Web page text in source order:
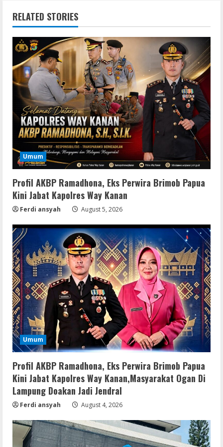
RELATED STORIES
Umum
Profil AKBP Ramadhona, Eks Perwira Brimob Papua
Kini Jabat Kapolres Way Kanan
Ferdi ansyah August 5, 2026
Umum
Profil AKBP Ramadhona, Eks Perwira Brimob Papua
Kini Jabat Kapolres Way Kanan,Masyarakat Ogan Di
Lampung Doakan Jadi Jendral
Ferdi ansyah August 4, 2026
Remux
Coyote vs. Acme 2026 Pre-DVDRip
2160𝚙 AVC